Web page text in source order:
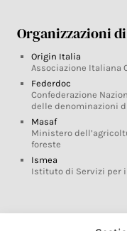
Organizzazioni
Origin Italia
Associazione Italiana
Federdoc
Confederazione
delle denominazioni
Masaf
Ministero
foreste
Ismea
Istituto di Servizi per